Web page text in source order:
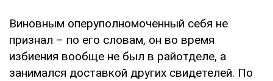
Виновным оперуполномоченный себя не
признал – по его словам, он во время
избиения вообще не был в райотделе, а
занимался доставкой других свидетелей. По